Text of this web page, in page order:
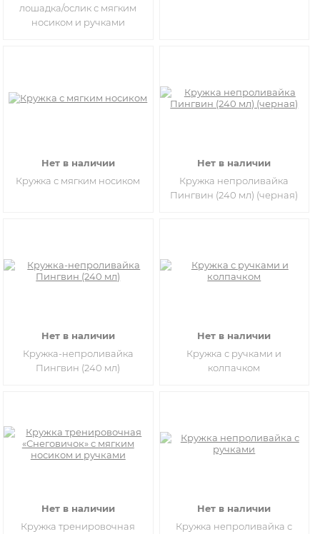
лошадка/ослик с мягким
носиком и ручками
Нет в наличии
Кружка с мягким носиком
Нет в наличии
Кружка непроливайка
Пингвин (240 мл) (черная)
Нет в наличии
Кружка-непроливайка
Пингвин (240 мл)
Нет в наличии
Кружка с ручками и
колпачком
Нет в наличии
Кружка тренировочная
Нет в наличии
Кружка непроливайка с